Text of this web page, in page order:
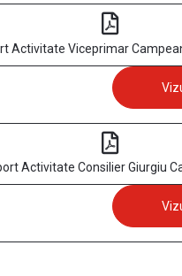
Activitate Viceprimar
Activitate Consilier Giurgiu